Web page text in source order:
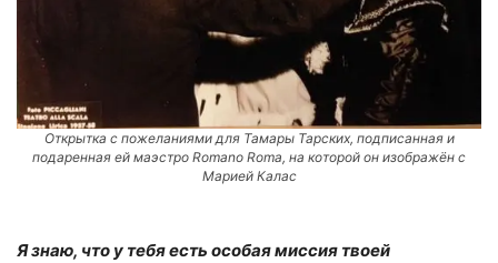
Открытка с пожеланиями для Тамары Тарских, подписанная и
подаренная ей маэстро Romano Roma, на которой он изображён с
Марией Калас
Я знаю, что у тебя есть особая миссия твоей